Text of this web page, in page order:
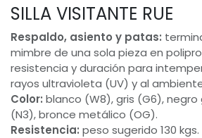
SILLA VISITANTE RUE
Respaldo, asiento y patas:
mimbre de una sola pieza en
resistencia y duración para
rayos ultravioleta (UV) y al
Color: blanco (W8), gris (G6),
(N3), bronce metálico (OG).
Resistencia: peso sugerido 130 kgs.